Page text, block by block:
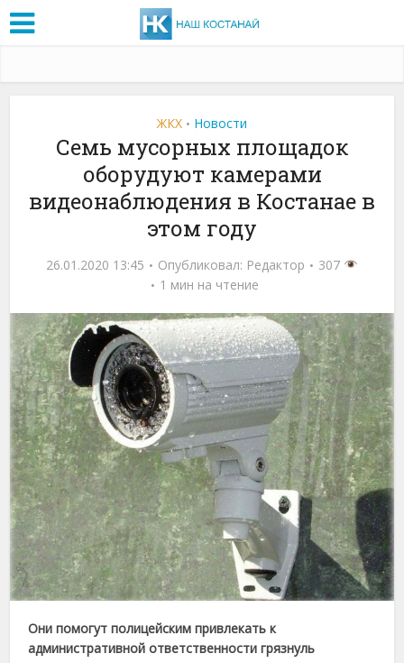
ЖКХ • Новости
Семь мусорных площадок
оборудуют камерами
видеонаблюдения в Костанае в
этом году
26.01.2020 13:45 Опубликовал: Редактор
307
1 мин на чтение
Они помогут полицейским привлекать к
административной ответственности грязнуль